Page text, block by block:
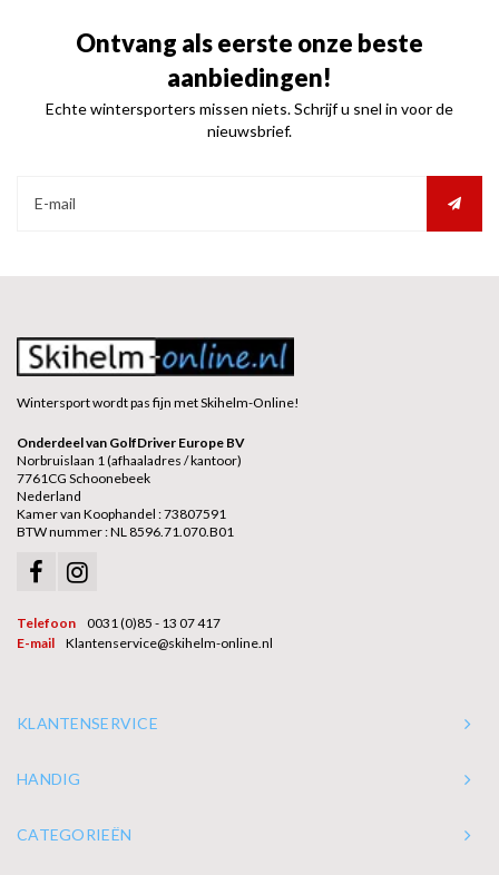
Ontvang als eerste onze beste
aanbiedingen!
Echte wintersporters missen niets. Schrijf u snel in voor de
nieuwsbrief.
Wintersport wordt pas fijn met Skihelm-Online!
Onderdeel van GolfDriver Europe BV
Norbruislaan 1 (afhaaladres / kantoor)
7761CG Schoonebeek
Nederland
Kamer van Koophandel : 73807591
BTW nummer : NL 8596.71.070.B01
Telefoon
0031 (0)85 - 13 07 417
E-mail
Klantenservice@skihelm-online.nl
KLANTENSERVICE
HANDIG
CATEGORIEËN